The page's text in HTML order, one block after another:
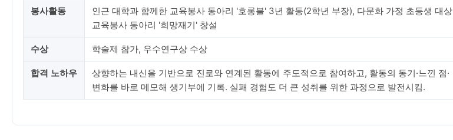
봉사활동
인근 대학과 함께한 교육봉사 동아리 '호롱불' 3년 활동(2학년 부장), 다문화 가정 초등생 대상
교육봉사 동아리 '희망재기' 창설
수상 학술제 참가, 우수연구상 수상
합격 노하우
상향하는 내신을 기반으로 진로와 연계된 활동에 주도적으로 참여하고, 활동의 동기·느낀 점·
변화를 바로 메모해 생기부에 기록. 실패 경험도 더 큰 성취를 위한 과정으로 발전시킴.